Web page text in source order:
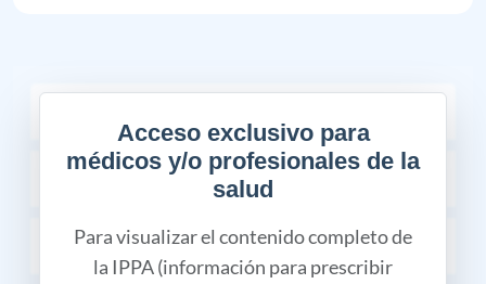
Acceso exclusivo para
médicos y/o profesionales de la
salud
Para visualizar el contenido completo de
la IPPA (información para prescribir
INDICACIONES TERAPÉUTICAS
PROPIEDADES FARMACÉUTICAS